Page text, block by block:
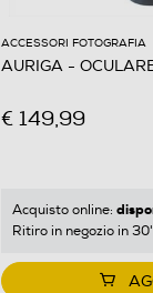
ACCESSORI FOTOGRAFIA
AURIGA -
€ 149,99
Acquisto online:
Ritiro in negozio in